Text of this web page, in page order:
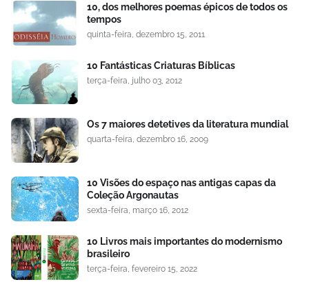
10, dos melhores poemas épicos de todos os
tempos
quinta-feira, dezembro 15, 2011
10 Fantásticas Criaturas Bíblicas
terça-feira, julho 03, 2012
Os 7 maiores detetives da literatura mundial
quarta-feira, dezembro 16, 2009
10 Visões do espaço nas antigas capas da
Coleção Argonautas
sexta-feira, março 16, 2012
10 Livros mais importantes do modernismo
brasileiro
terça-feira, fevereiro 15, 2022